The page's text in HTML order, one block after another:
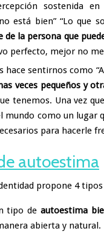
sostenida
está bien” “Lo que
la persona que
perfecto, mejor no
hace sentirnos como
veces pequeños y
tenemos. Una vez
como un lugar
para hacerle
autoestima
propone 4
tipo de autoestima
abierta y